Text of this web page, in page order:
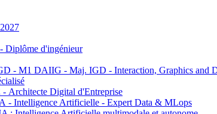
Diplôme d'ingénieur
- M1 DAIIG - Maj. IGD - Interaction, Graphics and
Architecte Digital d'Entreprise
- Intelligence Artificielle - Expert Data & MLops